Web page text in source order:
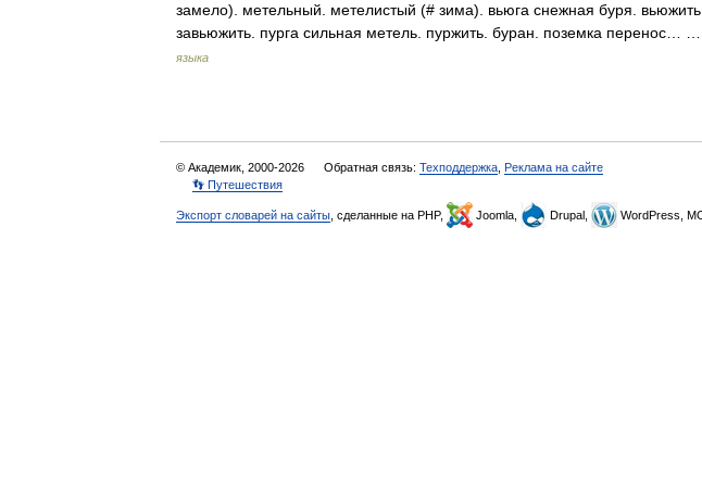
замело). метельный. метелистый (# зима). вьюга снежная буря.
завьюжить. пурга сильная метель. пуржить. буран. поземка перенос…
языка
© Академик, 2000-2026 Обратная связь: Техподдержка Реклама на сайте
👣 Путешествия
Экспорт словарей на сайты , сделанные на PHP, Joomla, Drupal, WordPress,